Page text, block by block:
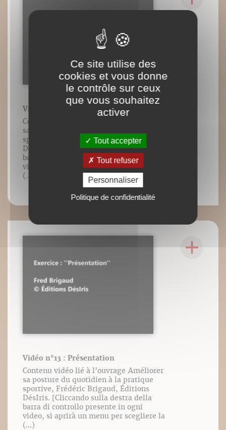
Vidéo n°12 : Salutation
Contenu vidéo lié à l’ouvrage Améliorer
sa posture du quotidien à la pratique
sportive, Frédéric Brigaud, Éditions
DésIris. [Cliccando sulla destra della
barra di controllo presente in ogni
video, si aprirà un menu per scegliere la
(...)
Vidéo n°13 : Présentation
Contenu vidéo lié à l’ouvrage Améliorer
sa posture du quotidien à la pratique
sportive, Frédéric Brigaud, Éditions
DésIris. [Cliccando sulla destra della
barra di controllo presente in ogni
video, si aprirà un menu per scegliere la
(...)
Ce site utilise des
cookies et vous donne
le contrôle sur ceux
que vous souhaitez
activer
Tout accepter
Tout refuser
Personnaliser
Politique de confidentialité